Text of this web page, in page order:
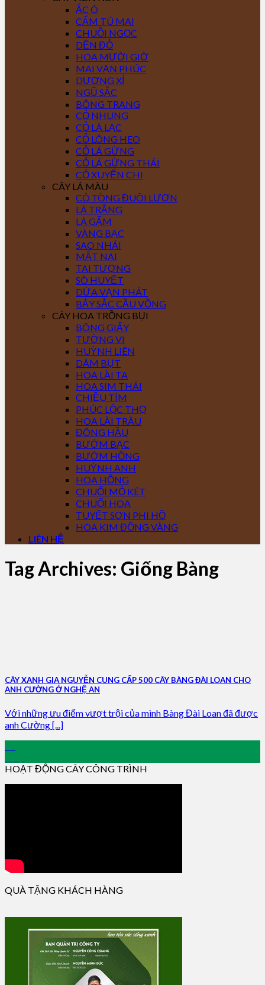
ẮC Ó
CẨM TÚ MAI
CHUỖI NGỌC
DỀN ĐỎ
HOA MƯỜI GIỜ
MAI VẠN PHÚC
DƯƠNG XỈ
NGŨ SẮC
BÔNG TRANG
CỎ NHUNG
CỎ LÁ LẠC
CỎ LÔNG HEO
CỎ LÁ GỪNG
CỎ LÁ GỪNG THÁI
CỎ XUYẾN CHI
CÂY LÁ MÀU
CÔ TÒNG ĐUÔI LƯƠN
LÁ TRẮNG
LÁ GẤM
VÀNG BẠC
SAO NHÁI
MẮT NAI
TAI TƯỢNG
SÒ HUYẾT
DỨA VẠN PHÁT
BẢY SẮC CẦU VỒNG
CÂY HOA TRỒNG BỤI
BÔNG GIẤY
TƯỜNG VI
HUỲNH LIÊN
DÂM BỤT
HOA LÀI TA
HOA SIM THÁI
CHIỀU TÍM
PHÚC LỘC THỌ
HOA LÀI TRÂU
ĐÔNG HẦU
BƯỚM BẠC
BƯỚM HỒNG
HUỲNH ANH
HOA HỒNG
CHUỐI MỎ KÉT
CHUỐI HOA
TUYẾT SƠN PHI HỒ
HOA KIM ĐỒNG VÀNG
LIÊN HỆ
Tag Archives: Giống Bàng
CÂY XANH GIA NGUYỄN CUNG CẤP 500 CÂY BÀNG ĐÀI LOAN CHO
ANH CƯỜNG Ở NGHỆ AN
Với những ưu điểm vượt trội của mình Bàng Đài Loan đã được
anh Cường [...]
HOẠT ĐỘNG CÂY CÔNG TRÌNH
QUÀ TẶNG KHÁCH HÀNG